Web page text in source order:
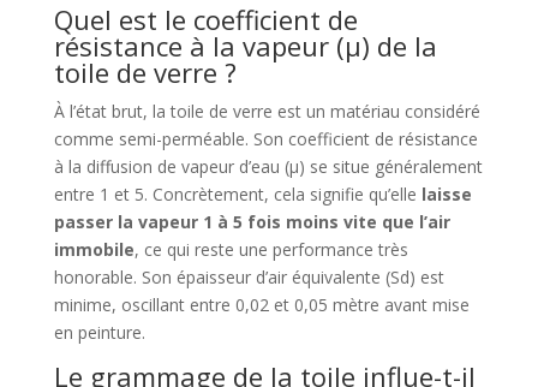
Quel est le coefficient de
résistance à la vapeur (μ) de la
toile de verre ?
À l’état brut, la toile de verre est un matériau considéré
comme semi-perméable. Son coefficient de résistance
à la diffusion de vapeur d’eau (μ) se situe généralement
entre 1 et 5. Concrètement, cela signifie qu’elle laisse
passer la vapeur 1 à 5 fois moins vite que l’air
immobile, ce qui reste une performance très
honorable. Son épaisseur d’air équivalente (Sd) est
minime, oscillant entre 0,02 et 0,05 mètre avant mise
en peinture.
Le grammage de la toile influe-t-il